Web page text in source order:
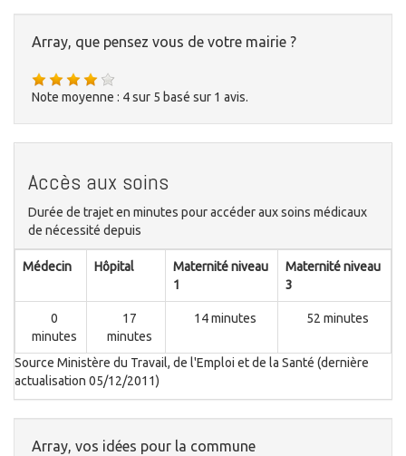
Array, que pensez vous de votre mairie ?
Note moyenne : 4sur 5 basé sur 1 avis.
Accès aux soins
Durée de trajet en minutes pour accéder aux soins médicaux
de nécessité depuis
Médecin Hôpital
Maternité niveau
1
Maternité niveau
3
0
minutes
17
minutes
14 minutes 52 minutes
Source Ministère du Travail, de l'Emploi et de la Santé (dernière
actualisation 05/12/2011)
Array, vos idées pour la commune